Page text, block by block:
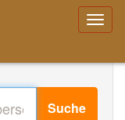
Suche